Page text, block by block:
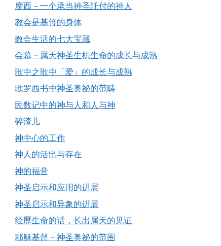
摩西－一个承当神圣託付的神人
教会是基督的身体
教会生活的七大宝藏
会幕－属天神圣生机生命的成长与成熟
歌中之歌中「爱」的成长与成熟
歌罗西书中神圣奥祕的范畴
民数记中的神与人和人与神
碎渣儿
神中心的工作
神人的活出与存在
神的福音
神圣启示和应用的进展
神圣启示和异象的进展
经歷生命的话，长出属天的见证
耶穌基督－神圣奥祕的范围